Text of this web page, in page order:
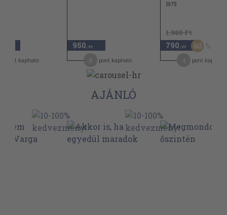
pont kapható
950 ,-Ft
pont kapható
1975
1.980 Ft
790 ,-Ft 60
pont kapható
AJÁNLÓ